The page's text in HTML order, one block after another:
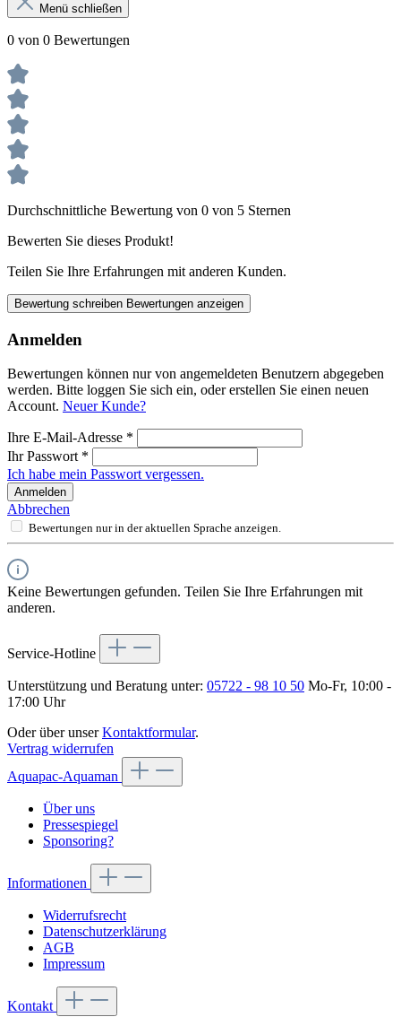
Menü schließen
0 von 0 Bewertungen
Durchschnittliche Bewertung von 0 von 5 Sternen
Bewerten Sie dieses Produkt!
Teilen Sie Ihre Erfahrungen mit anderen Kunden.
Bewertung schreiben Bewertungen anzeigen
Anmelden
Bewertungen können nur von angemeldeten Benutzern abgegeben
werden. Bitte loggen Sie sich ein, oder erstellen Sie einen neuen
Account. Neuer Kunde?
Ihre E-Mail-Adresse *
Ihr Passwort *
Ich habe mein Passwort vergessen.
Anmelden
Abbrechen
Bewertungen nur in der aktuellen Sprache anzeigen.
Keine Bewertungen gefunden. Teilen Sie Ihre Erfahrungen mit
anderen.
Service-Hotline
Unterstützung und Beratung unter: 05722 - 98 10 50 Mo-Fr, 10:00 -
17:00 Uhr
Oder über unserKontaktformular.
Vertrag widerrufen
Aquapac-Aquaman
Über uns
Pressespiegel
Sponsoring?
Informationen
Widerrufsrecht
Datenschutzerklärung
AGB
Impressum
Kontakt